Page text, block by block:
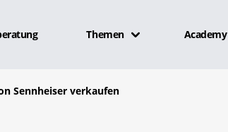
Themen Academy
Sennheiser verkaufen